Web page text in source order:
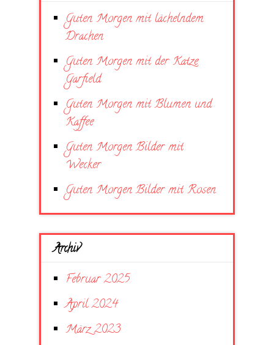
Guten Morgen mit lächelndem
Drachen
Guten Morgen mit der Katze
Garfield
Guten Morgen mit Blumen und
Kaffee
Guten Morgen Bilder mit
Wecker
Guten Morgen Bilder mit Rosen
Archiv
Februar 2025
April 2024
März 2023